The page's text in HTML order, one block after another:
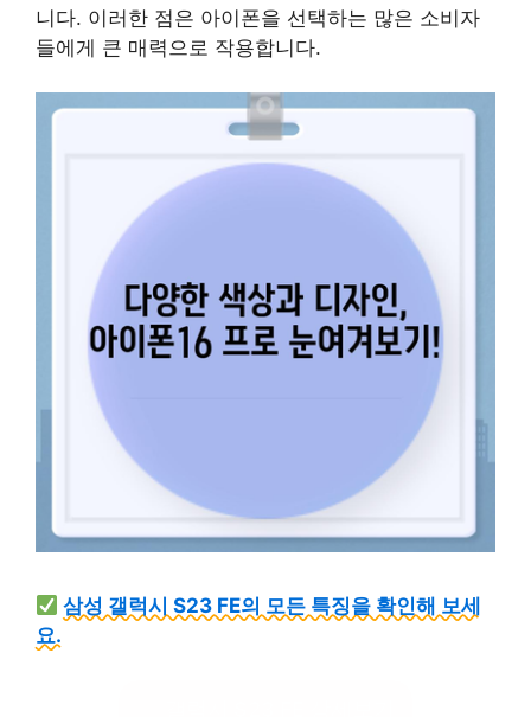
니다. 이러한 점은 아이폰을 선택하는 많은 소비자
들에게 큰 매력으로 작용합니다.
삼성 갤럭시 S23 FE의 모든 특징을 확인해 보세
요.